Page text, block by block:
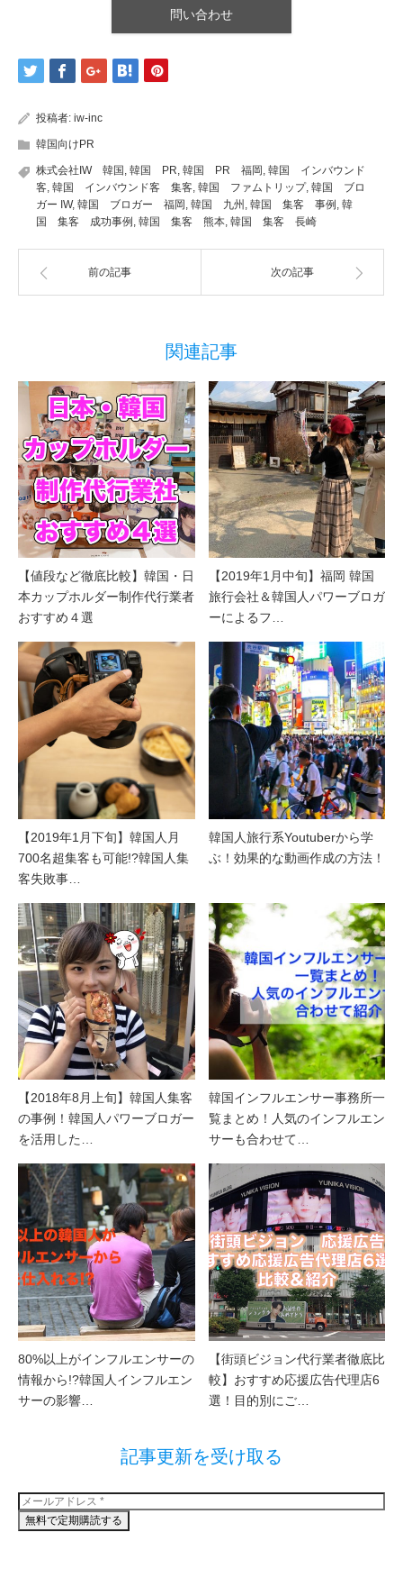
問い合わせ
投稿者: iw-inc
韓国向けPR
株式会社IW 韓国, 韓国 PR, 韓国 PR 福岡, 韓国 インバウンド
客, 韓国 インバウンド客 集客, 韓国 ファムトリップ, 韓国 ブロ
ガー IW, 韓国 ブロガー 福岡, 韓国 九州 , 韓国 集客 事例, 韓
国 集客 成功事例, 韓国 集客 熊本, 韓国 集客 長崎
前の記事 次の記事
関連記事
【値段など徹底比較】韓国・日
本カップホルダー制作代行業者
おすすめ４選
【2019年1月中旬】福岡 韓国
旅行会社＆韓国人パワーブロガ
ーによるフ…
【2019年1月下旬】韓国人月
700名超集客も可能!?韓国人集
客失敗事…
韓国人旅行系Youtuberから学
ぶ！効果的な動画作成の方法！
【2018年8月上旬】韓国人集客
の事例！韓国人パワーブロガー
を活用した…
韓国インフルエンサー事務所一
覧まとめ！人気のインフルエン
サーも合わせて…
80%以上がインフルエンサーの
情報から!?韓国人インフルエン
サーの影響…
【街頭ビジョン代行業者徹底比
較】おすすめ応援広告代理店6
選！目的別にご…
記事更新を受け取る